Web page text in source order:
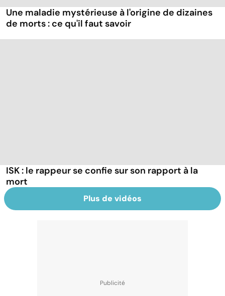
Une maladie mystérieuse à l'origine de dizaines
de morts : ce qu'il faut savoir
ISK : le rappeur se confie sur son rapport à la
mort
Plus de vidéos